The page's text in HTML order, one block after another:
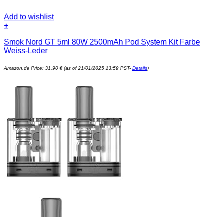
Add to wishlist
+
Smok Nord GT 5ml 80W 2500mAh Pod System Kit Farbe
Weiss-Leder
Amazon.de Price: 31,90 € (as of 21/01/2025 13:59 PST- Details)